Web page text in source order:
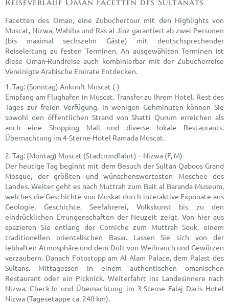
Facetten des Oman, eine Zubuchertour mit den Highlights von
Muscat, Nizwa, Wahiba und Ras al Jinz garantiert ab zwei Personen
(bis maximal sechszehn Gäste) mit deutschsprechender
Reiseleitung zu festen Terminen. An ausgewählten Terminen ist
diese Oman-Rundreise auch kombinierbar mit der Zubucherreise
Vereinigte Arabische Emirate Entdecken.
(Sonntag) Ankunft Muscat (-)
Empfang am Flughafen in Muscat. Transfer zu Ihrem Hotel. Rest des
Tages zur freien Verfügung. In wenigen Gehminuten können Sie
sowohl den öffentlichen Strand von Shatti Qurum erreichen als
auch eine Shopping Mall und diverse lokale Restaurants.
Übernachtung im 4-Sterne-Hotel Ramada Muscat.
(Montag) Muscat (Stadtrundfahrt) – Nizwa (F, M)
Der heutige Tag beginnt mit dem Besuch der Sultan Qaboos Grand
Mosque, der größten und wünschenswertesten Moschee des
Landes. Weiter geht es nach Muttrah zum Bait al Baranda Museum,
welches die Geschichte von Muskat durch interaktive Exponate aus
Geologie, Geschichte, Seefahrerei, Volkskunst bis zu den
eindrücklichen Errungenschaften der Neuzeit zeigt. Von hier aus
spazieren Sie entlang der Corniche zum Muttrah Souk, einem
traditionellen orientalischen Basar. Lassen Sie sich von der
lebhaften Atmosphäre und dem Duft von Weihrauch und Gewürzen
verzaubern. Danach Fotostopp am Al Alam Palace, dem Palast des
Sultans. Mittagessen in einem authentischen omanischen
Restaurant oder ein Picknick. Weiterfahrt ins Landesinnere nach
Nizwa. Check-In und Übernachtung im 3-Sterne Falaj Daris Hotel
Nizwa (Tagesetappe ca. 240 km).